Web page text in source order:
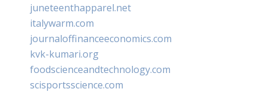
juneteenthapparel.net
italywarm.com
journaloffinanceeconomics.com
kvk-kumari.org
foodscienceandtechnology.com
scisportsscience.com